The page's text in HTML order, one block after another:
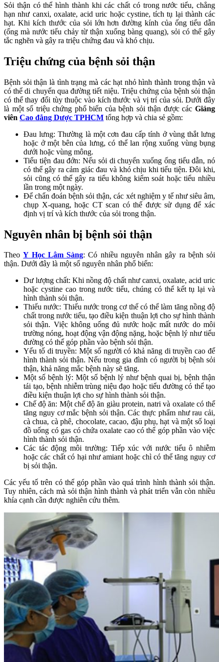
Sỏi thận có thể hình thành khi các chất có trong nước tiểu, chẳng
hạn như canxi, oxalate, acid uric hoặc cystine, tích tụ lại thành các
hạt. Khi kích thước của sỏi lớn hơn đường kính của ống tiểu dẫn
(ống mà nước tiểu chảy từ thận xuống bàng quang), sỏi có thể gây
tắc nghẽn và gây ra triệu chứng đau và khó chịu.
Triệu chứng của bệnh sỏi thận
Bệnh sỏi thận là tình trạng mà các hạt nhỏ hình thành trong thận và
có thể di chuyển qua đường tiết niệu. Triệu chứng của bệnh sỏi thận
có thể thay đổi tùy thuộc vào kích thước và vị trí của sỏi. Dưới đây
là một số triệu chứng phổ biến của bệnh sỏi thận được các Giảng
viên Cao đẳng Dược TPHCM tổng hợp và chia sẻ gồm:
Đau lưng: Thường là một cơn đau cấp tính ở vùng thắt lưng
hoặc ở một bên của lưng, có thể lan rộng xuống vùng bụng
dưới hoặc vùng mông.
Tiểu tiện đau đớn: Nếu sỏi di chuyển xuống ống tiểu dẫn, nó
có thể gây ra cảm giác đau và khó chịu khi tiểu tiện. Đôi khi,
sỏi cũng có thể gây ra tiểu không kiểm soát hoặc tiểu nhiều
lần trong một ngày.
Để chẩn đoán bệnh sỏi thận, các xét nghiệm y tế như siêu âm,
chụp X-quang, hoặc CT scan có thể được sử dụng để xác
định vị trí và kích thước của sỏi trong thận.
Nguyên nhân bị bệnh sỏi thận
TheoY Học Lâm Sàng: Có nhiều nguyên nhân gây ra bệnh sỏi
thận. Dưới đây là một số nguyên nhân phổ biến:
Dư lượng chất: Khi nồng độ chất như canxi, oxalate, acid uric
hoặc cystine cao trong nước tiểu, chúng có thể kết tụ lại và
hình thành sỏi thận.
Thiếu nước: Thiếu nước trong cơ thể có thể làm tăng nồng độ
chất trong nước tiểu, tạo điều kiện thuận lợi cho sự hình thành
sỏi thận. Việc không uống đủ nước hoặc mất nước do môi
trường nóng, hoạt động vận động nặng, hoặc bệnh lý như tiểu
đường có thể góp phần vào bệnh sỏi thận.
Yếu tố di truyền: Một số người có khả năng di truyền cao để
hình thành sỏi thận. Nếu trong gia đình có người bị bệnh sỏi
thận, khả năng mắc bệnh này sẽ tăng.
Một số bệnh lý: Một số bệnh lý như bệnh quai bị, bệnh thận
tái tạo, bệnh nhiễm trùng niệu đạo hoặc tiểu đường có thể tạo
điều kiện thuận lợi cho sự hình thành sỏi thận.
Chế độ ăn: Một chế độ ăn giàu protein, natri và oxalate có thể
tăng nguy cơ mắc bệnh sỏi thận. Các thực phẩm như rau cải,
cà chua, cà phê, chocolate, cacao, đậu phụ, hạt và một số loại
đồ uống có gas có chứa oxalate cao có thể góp phần vào việc
hình thành sỏi thận.
Các tác động môi trường: Tiếp xúc với nước tiểu ô nhiễm
hoặc các chất có hại như amiant hoặc chì có thể tăng nguy cơ
bị sỏi thận.
Các yếu tố trên có thể góp phần vào quá trình hình thành sỏi thận.
Tuy nhiên, cách mà sỏi thận hình thành và phát triển vẫn còn nhiều
khía cạnh cần được nghiên cứu thêm.